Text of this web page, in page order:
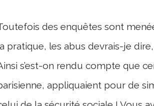
des enquêtes sont
pratique, les abus devrais-je
s’est-on rendu compte que
appliquaient pour de